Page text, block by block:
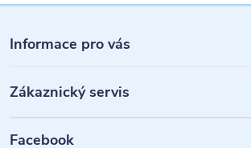
á
p
a
Informace pro vás
Zákaznický servis
Facebook